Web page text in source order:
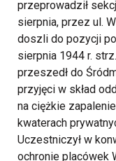
przeprowadził
sierpnia, przez ul.
doszli do pozycji
sierpnia 1944 r.
przeszedł do
przyjęci w skład
na ciężkie
kwaterach
Uczestniczył w
ochronie placówek